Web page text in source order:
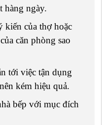
hàng ngày.
kiến ​​của thợ hoặc
căn phòng sao
tới việc tận dụng
kém hiệu quả.
bếp với mục đích